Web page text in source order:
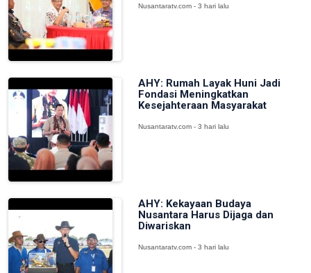
Nusantaratv.com - 3 hari lalu
AHY: Rumah Layak Huni Jadi
Fondasi Meningkatkan
Kesejahteraan Masyarakat
Nusantaratv.com - 3 hari lalu
AHY: Kekayaan Budaya
Nusantara Harus Dijaga dan
Diwariskan
Nusantaratv.com - 3 hari lalu